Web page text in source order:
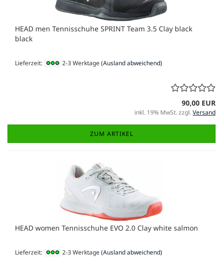
HEAD men Tennisschuhe SPRINT Team 3.5 Clay black
black
Lieferzeit: 2-3 Werktage(Ausland abweichend)
90,00 EUR
inkl. 19% MwSt. zzgl.Versand
ZUM ARTIKEL
HEAD women Tennisschuhe EVO 2.0 Clay white salmon
Lieferzeit: 2-3 Werktage(Ausland abweichend)